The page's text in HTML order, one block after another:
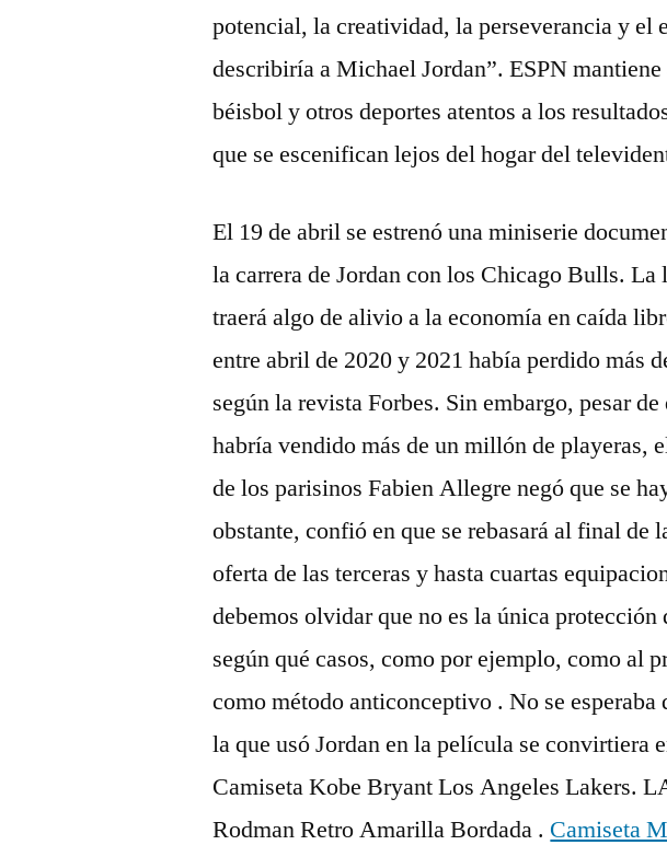
potencial, la creatividad, la perseverancia y el
describiría a Michael Jordan”. ESPN
béisbol y otros deportes atentos a los
que se escenifican lejos del hogar del
El 19 de abril se estrenó una miniserie
la carrera de Jordan con los Chicago Bulls.
traerá algo de alivio a la economía en caída
entre abril de 2020 y 2021 había perdido más
según la revista Forbes. Sin embargo, pesar
habría vendido más de un millón de playeras,
de los parisinos Fabien Allegre negó que se
obstante, confió en que se rebasará al final de
oferta de las terceras y hasta cuartas
debemos olvidar que no es la única
según qué casos, como por ejemplo, como al
como método anticonceptivo . No se esperaba
la que usó Jordan en la película se convirtiera
Camiseta Kobe Bryant Los Angeles Lakers.
Rodman Retro Amarilla Bordada . Camiseta